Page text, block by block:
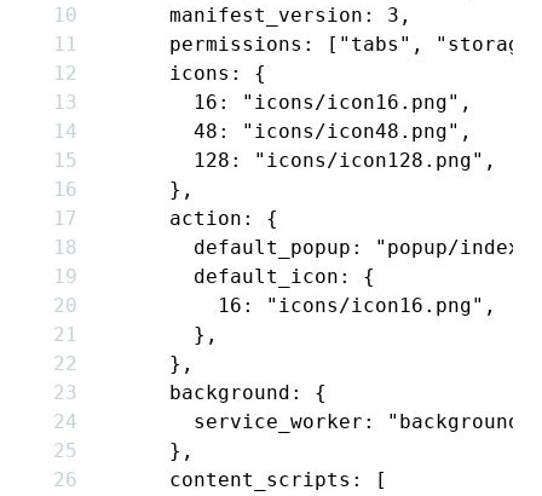
      manifest_version
: 3 ,
      permissions
: [ "tabs" ,
      icons
:
{
        16
: "icons/icon16.png" ,
        48
: "icons/icon48.png" ,
        128
: "icons/icon128.png" ,
      }
,
      action
:
{
        default_popup
:
"popup/
        default_icon
:
{
          16
: "icons/icon16.png" ,
        }
,
      }
,
      background
:
{
        service_worker
:
      }
,
      content_scripts
:
[